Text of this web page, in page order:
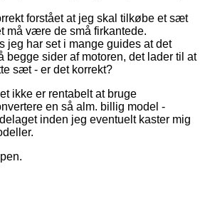
forstået at jeg skal tilkøbe et sæt
må være de små firkantede.
jeg har set i mange guides at det
begge sider af motoren, det lader til at
sæt - er det korrekt?
ikke er rentabelt at bruge
en så alm. billig model -
inden jeg eventuelt kaster mig